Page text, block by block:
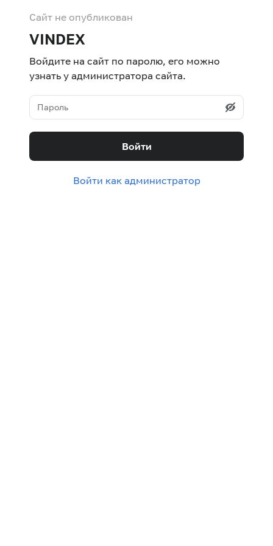
Сайт не опубликован
VINDEX
Войдите на сайт по паролю, его можно
узнать у администратора сайта.
Войти
Войти как администратор